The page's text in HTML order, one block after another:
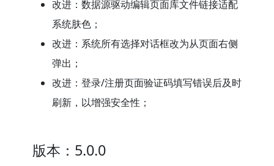
改进：数据源驱动编辑页面库文件链接适配
系统肤色；
改进：系统所有选择对话框改为从页面右侧
弹出；
改进：登录/注册页面验证码填写错误后及时
刷新，以增强安全性；
版本：5.0.0